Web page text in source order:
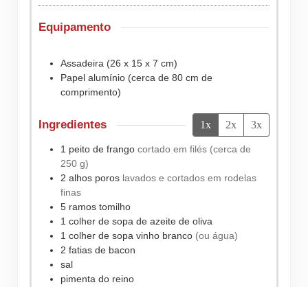
Equipamento
Assadeira (26 x 15 x 7 cm)
Papel alumínio (cerca de 80 cm de
comprimento)
Ingredientes 1x 2x 3x
1 peito de frango cortado em filés (cerca de
250 g)
2 alhos poros lavados e cortados em rodelas
finas
5 ramos tomilho
1 colher de sopa de azeite de oliva
1 colher de sopa vinho branco (ou água)
2 fatias de bacon
sal
pimenta do reino